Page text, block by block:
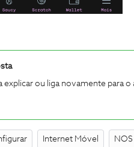
explicar ou liga novamente para
Internet Móvel NOS